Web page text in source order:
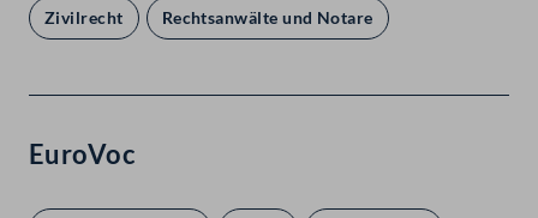
Zivilrecht Rechtsanwälte und Notare
EuroVoc